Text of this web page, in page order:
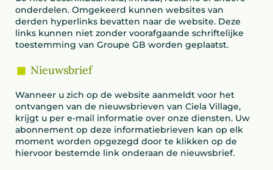
onderdelen. Omgekeerd kunnen websites van
derden hyperlinks bevatten naar de website. Deze
links kunnen niet zonder voorafgaande schriftelijke
toestemming van Groupe GB worden geplaatst.
Nieuwsbrief
Wanneer u zich op de website aanmeldt voor het
ontvangen van de nieuwsbrieven van Ciela Village,
krijgt u per e-mail informatie over onze diensten. Uw
abonnement op deze informatiebrieven kan op elk
moment worden opgezegd door te klikken op de
hiervoor bestemde link onderaan de nieuwsbrief.